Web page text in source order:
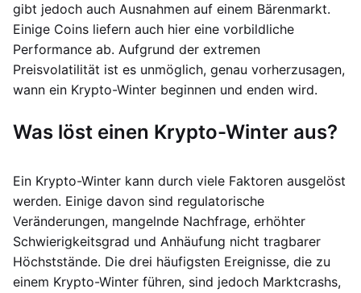
gibt jedoch auch Ausnahmen auf einem Bärenmarkt.
Einige Coins liefern auch hier eine vorbildliche
Performance ab. Aufgrund der extremen
Preisvolatilität ist es unmöglich, genau vorherzusagen,
wann ein Krypto-Winter beginnen und enden wird.
Was löst einen Krypto-Winter aus?
Ein Krypto-Winter kann durch viele Faktoren ausgelöst
werden. Einige davon sind regulatorische
Veränderungen, mangelnde Nachfrage, erhöhter
Schwierigkeitsgrad und Anhäufung nicht tragbarer
Höchststände. Die drei häufigsten Ereignisse, die zu
einem Krypto-Winter führen, sind jedoch Marktcrashs,